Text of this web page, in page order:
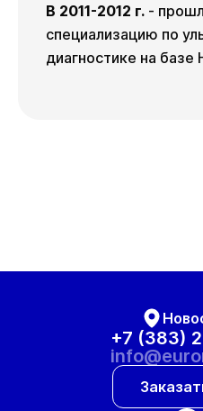
В 2011-2012 г. -
специализацию по
диагностике на базе
+7 (383)